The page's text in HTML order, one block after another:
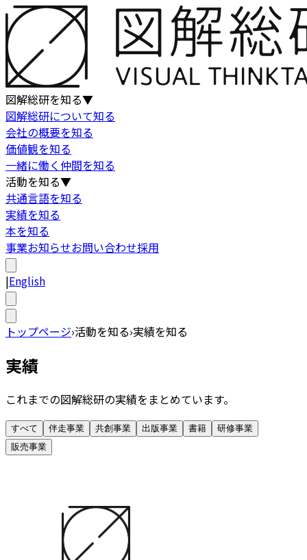
図解総研を知る▼
図解総研について知る
会社の概要を知る
価値観を知る
一緒に働く仲間を知る
活動を知る▼
共通言語を知る
実績を知る
本を知る
事業お知らせお問い合わせ採用
|English
トップページ›活動を知る›実績を知る
実績
これまでの図解総研の実績をまとめています。
すべて 伴走事業 共創事業 出版事業 書籍
研修事業
販売事業